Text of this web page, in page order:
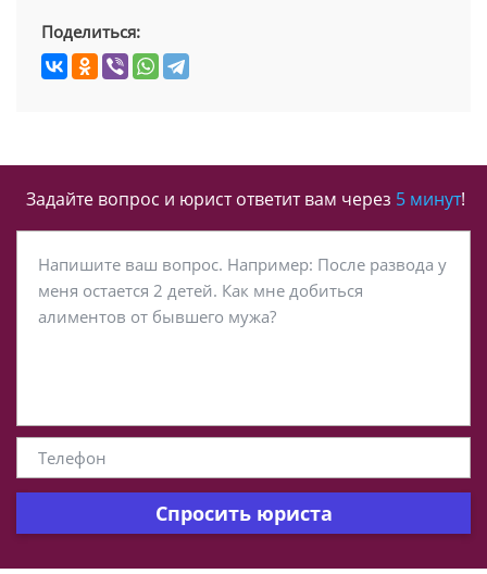
Поделиться:
Задайте вопрос и юрист ответит вам через 5 минут!
Спросить юриста